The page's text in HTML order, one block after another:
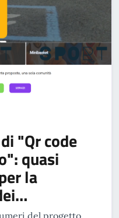
"Qr code
quasi
la
del progetto